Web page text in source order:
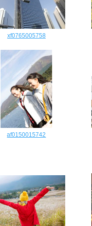
xf0765005758
af0150015742